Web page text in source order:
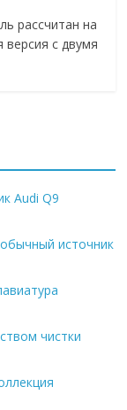
рассчитан на
версия с двумя
Audi Q9
источник
чистки